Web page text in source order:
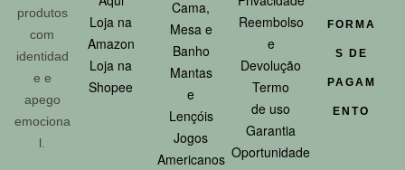
produtos
com
identidad
e e
apego
emociona
l.
Loja na
Amazon
Loja na
Shopee
Cama,
Mesa e
Banho
Mantas
e
Lençóis
Jogos
Americanos
Reembolso
e
Devolução
Termo
de uso
Garantia
Oportunidade
FORMA
S DE
PAGAM
ENTO